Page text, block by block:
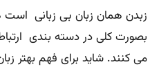
زبدن همان زبان بی زبانی است
بصورت کلی در دسته بندی
می کنند. شاید برای فهم بهتر